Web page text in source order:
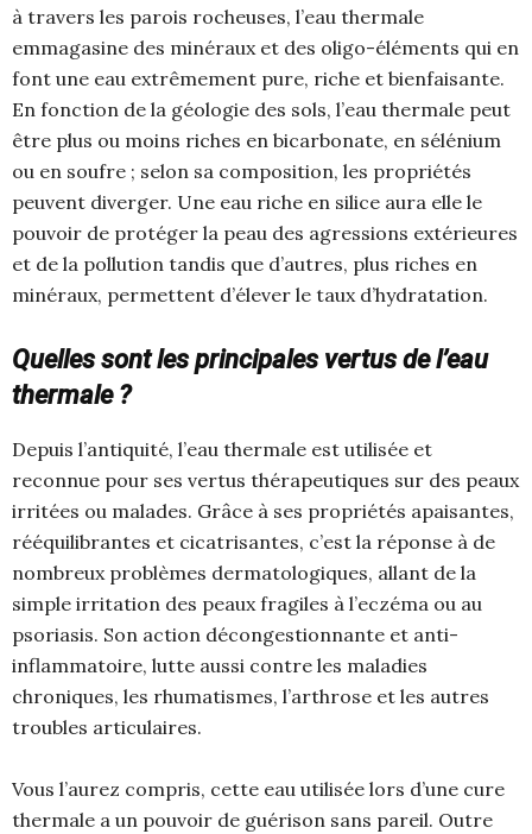
à travers les parois rocheuses, l’eau thermale
emmagasine des minéraux et des oligo-éléments qui en
font une eau extrêmement pure, riche et bienfaisante.
En fonction de la géologie des sols, l’eau thermale peut
être plus ou moins riches en bicarbonate, en sélénium
ou en soufre ; selon sa composition, les propriétés
peuvent diverger. Une eau riche en silice aura elle le
pouvoir de protéger la peau des agressions extérieures
et de la pollution tandis que d’autres, plus riches en
minéraux, permettent d’élever le taux d’hydratation.
Quelles sont les principales vertus de l’eau
thermale ?
Depuis l’antiquité, l’eau thermale est utilisée et
reconnue pour ses vertus thérapeutiques sur des peaux
irritées ou malades. Grâce à ses propriétés apaisantes,
rééquilibrantes et cicatrisantes, c’est la réponse à de
nombreux problèmes dermatologiques, allant de la
simple irritation des peaux fragiles à l’eczéma ou au
psoriasis. Son action décongestionnante et anti-
inflammatoire, lutte aussi contre les maladies
chroniques, les rhumatismes, l’arthrose et les autres
troubles articulaires.
Vous l’aurez compris, cette eau utilisée lors d’une cure
thermale a un pouvoir de guérison sans pareil. Outre